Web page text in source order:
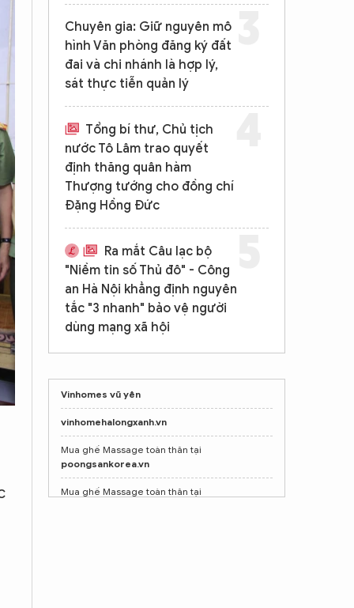
Chuyên gia: Giữ nguyên mô
hình Văn phòng đăng ký đất
đai và chi nhánh là hợp lý,
sát thực tiễn quản lý
Tổng bí thư, Chủ tịch
nước Tô Lâm trao quyết
định thăng quân hàm
Thượng tướng cho đồng chí
Đặng Hồng Đức
Ra mắt Câu lạc bộ
"Niềm tin số Thủ đô" - Công
an Hà Nội khẳng định nguyên
tắc "3 nhanh" bảo vệ người
dùng mạng xã hội
Vinhomes vũ yên
vinhomehalongxanh.vn
Mua ghế Massage toàn thân tại
poongsankorea.vn
Mua ghế Massage toàn thân tại